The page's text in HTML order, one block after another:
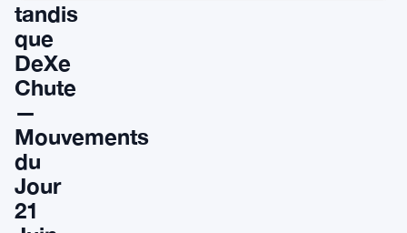
tandis
que
DeXe
Chute
—
Mouvements
du
Jour
21